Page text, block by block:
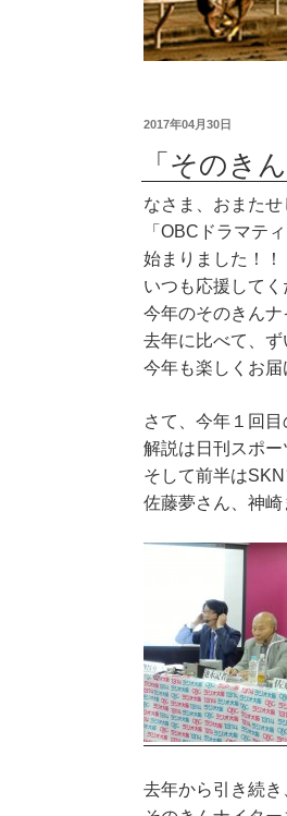
2017年04月30日
「そのき
なさま、おまた
「OBCドラマテ
始まりました！！
いつも応援してく
今年のそのきんナ
去年に比べて、
今年も楽しくお届
さて、今年１回目
解説は日刊スポー
そして前半は
佐藤夢さん、神崎
去年から引き続